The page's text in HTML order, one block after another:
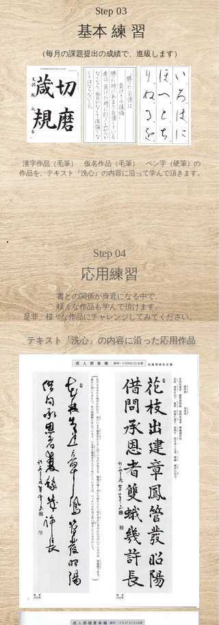
Step 03
基本 練 習
（​毎月の課題提出の成績で、進級します）
漢字作品（毛筆） 仮名作品（毛筆） ペン字（硬筆）の
作品を、テキスト『洗心』の内容に沿って学んで頂きます。​
Step 04
応用練習
書との関係が身近になる中で、
様々な作品も学んで頂けます。
​是非、様々な作品にチャレンジしてみてください。
​テキスト『洗心』の内容に沿った応用作品